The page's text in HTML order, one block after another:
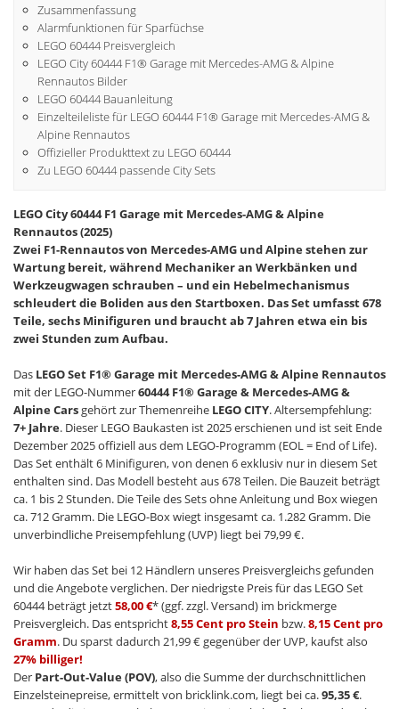
Zusammenfassung
Alarmfunktionen für Sparfüchse
LEGO 60444 Preisvergleich
LEGO City 60444 F1® Garage mit Mercedes-AMG & Alpine
Rennautos Bilder
LEGO 60444 Bauanleitung
Einzelteileliste für LEGO 60444 F1® Garage mit Mercedes-AMG &
Alpine Rennautos
Offizieller Produkttext zu LEGO 60444
Zu LEGO 60444 passende City Sets
LEGO City 60444 F1 Garage mit Mercedes-AMG & Alpine
Rennautos (2025)
Zwei F1-Rennautos von Mercedes-AMG und Alpine stehen zur
Wartung bereit, während Mechaniker an Werkbänken und
Werkzeugwagen schrauben – und ein Hebelmechanismus
schleudert die Boliden aus den Startboxen. Das Set umfasst 678
Teile, sechs Minifiguren und braucht ab 7 Jahren etwa ein bis
zwei Stunden zum Aufbau.
Das LEGO Set F1® Garage mit Mercedes-AMG & Alpine Rennautos
mit der LEGO-Nummer60444 F1® Garage & Mercedes-AMG &
Alpine Carsgehört zur Themenreihe LEGO CITY. Altersempfehlung:
7+ Jahre. Dieser LEGO Baukasten ist 2025 erschienen und ist seit Ende
Dezember 2025 offiziell aus dem LEGO-Programm (EOL = End of Life).
Das Set enthält 6 Minifiguren, von denen 6 exklusiv nur in diesem Set
enthalten sind. Das Modell besteht aus 678 Teilen. Die Bauzeit beträgt
ca. 1 bis 2 Stunden. Die Teile des Sets ohne Anleitung und Box wiegen
ca. 712 Gramm. Die LEGO-Box wiegt insgesamt ca. 1.282 Gramm. Die
unverbindliche Preisempfehlung (UVP) liegt bei 79,99 €.
Wir haben das Set bei 12 Händlern unseres Preisvergleichs gefunden
und die Angebote verglichen. Der niedrigste Preis für das LEGO Set
60444 beträgt jetzt58,00 €* (ggf. zzgl. Versand) im brickmerge
Preisvergleich. Das entspricht8,55 Cent pro Stein bzw.8,15 Cent pro
Gramm. Du sparst dadurch 21,99 € gegenüber der UVP, kaufst also
27% billiger!
Der Part-Out-Value (POV), also die Summe der durchschnittlichen
Einzelsteinepreise, ermittelt von bricklink.com, liegt bei ca.95,35 €.